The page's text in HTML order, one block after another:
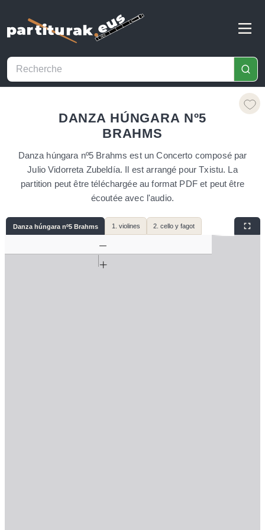
DANZA HÚNGARA Nº5
BRAHMS
Danza húngara nº5 Brahms est un Concerto composé par
Julio Vidorreta Zubeldía. Il est arrangé pour Txistu. La
partition peut être téléchargée au format PDF et peut être
écoutée avec l'audio.
Danza húngara nº5 Brahms 1. violines 2. cello y fagot